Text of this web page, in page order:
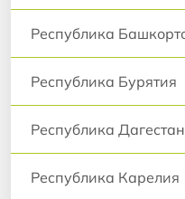
Республика
Республика Бурятия
Республика Дагестан
Республика Карелия